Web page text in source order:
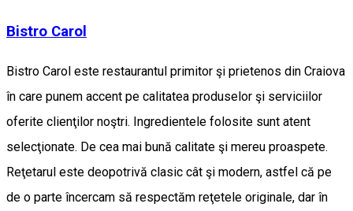
Bistro Carol
Bistro Carol este restaurantul primitor şi prietenos din Craiova
în care punem accent pe calitatea produselor şi serviciilor
oferite clienţilor noştri. Ingredientele folosite sunt atent
selecţionate. De cea mai bună calitate şi mereu proaspete.
Reţetarul este deopotrivă clasic cât şi modern, astfel că pe
de o parte încercam să respectăm reţetele originale, dar în